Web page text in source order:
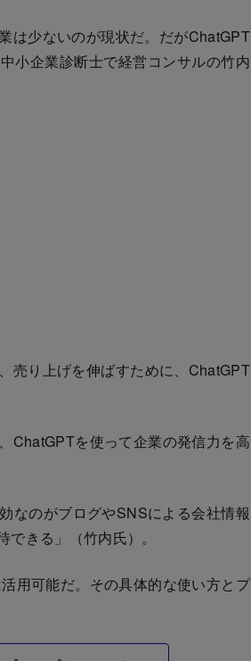
は少ないのが現状だ。だがChatGPT
小企業診断士で経営コンサルの竹内
売り上げを伸ばすために、ChatGPT
ChatGPTを使って企業の発信力を高
なのがブログやSNSによる会社情報
きる」（竹内氏）。
用可能だ。その具体的な使い方とプ